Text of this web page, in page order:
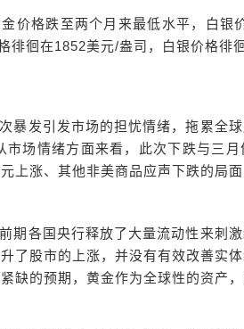
价格跌至两个月来最低水平，白银
徘徊在1852美元/盎司，白银价格徘
暴发引发市场的担忧情绪，拖累全
场情绪方面来看，此次下跌与三
上涨、其他非美商品应声下跌的局
期各国央行释放了大量流动性来刺
了股市的上涨，并没有有效改善实
缺的预期，黄金作为全球性的资产